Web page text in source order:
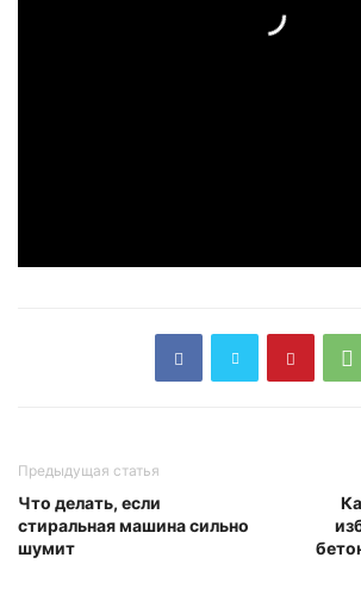
Предыдущая статья
Что делать, если
стиральная машина сильно
шумит